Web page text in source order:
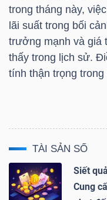
trong tháng này,
lãi suất trong bối
trưởng mạnh và giá
thấy trong lịch sử.
tính thận trọng
TÀI SẢN SỐ
Siết
Cung
CÔNG
NGHIỆP
DÙNG
KHÔNG
THIẾT